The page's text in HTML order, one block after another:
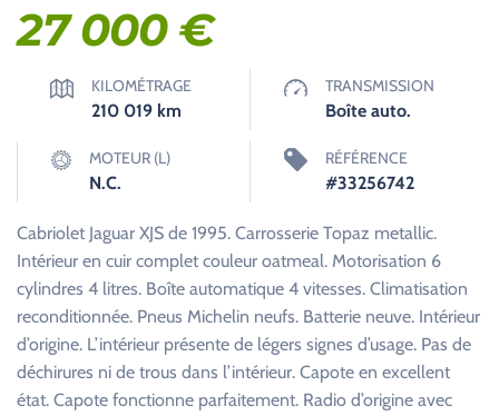
27 000€
KILOMÉTRAGE
210 019 km
TRANSMISSION
Boîte auto.
MOTEUR (L)
N.C.
RÉFÉRENCE
#33256742
Cabriolet Jaguar XJS de 1995. Carrosserie Topaz metallic.
Intérieur en cuir complet couleur oatmeal. Motorisation 6
cylindres 4 litres. Boîte automatique 4 vitesses. Climatisation
reconditionnée. Pneus Michelin neufs. Batterie neuve. Intérieur
d’origine. L’intérieur présente de légers signes d’usage. Pas de
déchirures ni de trous dans l’intérieur. Capote en excellent
état. Capote fonctionne parfaitement. Radio d’origine avec